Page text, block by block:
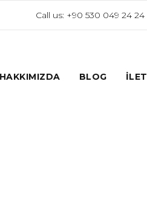
Call us: +90 530 049 24 24
HAKKIMIZDA BLOG